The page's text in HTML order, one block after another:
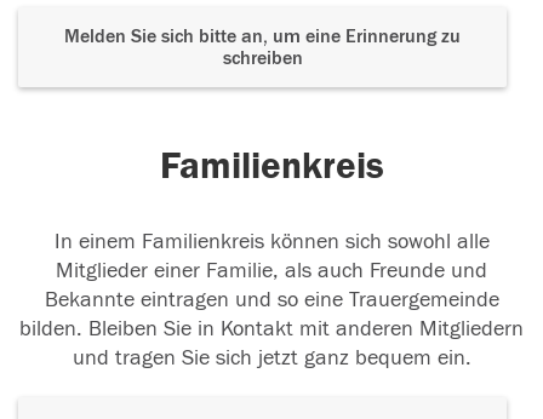
Melden Sie sich bitte an, um eine Erinnerung zu
schreiben
Familienkreis
In einem Familienkreis können sich sowohl alle
Mitglieder einer Familie, als auch Freunde und
Bekannte eintragen und so eine Trauergemeinde
bilden. Bleiben Sie in Kontakt mit anderen Mitgliedern
und tragen Sie sich jetzt ganz bequem ein.